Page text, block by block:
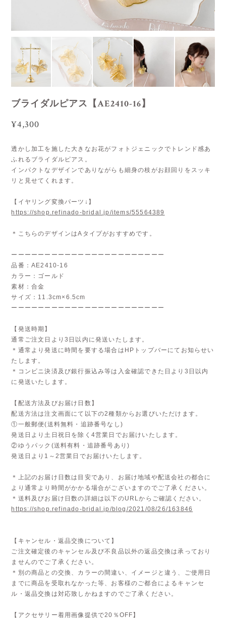
ブライダルピアス【AE2410-16】
¥4,300
透かし加工を施した大きなお花がフォトジェニックでトレンド感あ
ふれるブライダルピアス。
インパクトなデザインでありながらも細身の枝がお顔回りをスッキ
リと見せてくれます。
【イヤリング変換パーツ↓】
https://shop.refinado-bridal.jp/items/55564389
＊こちらのデザインはAタイプがおすすめです。
ーーーーーーーーーーーーーーーーーーーーーーー
品番：AE2410-16
カラー：ゴールド
素材：合金
サイズ：11.3cm×6.5cm
ーーーーーーーーーーーーーーーーーーーーーーー
【発送時期】
通常ご注文日より3日以内に発送いたします。
＊通常より発送に時間を要する場合はHPトップバーにてお知らせい
たします。
＊コンビニ決済及び銀行振込み等は入金確認できた日より3日以内
に発送いたします。
【配送方法及びお届け日数】
配送方法は注文画面にて以下の2種類からお選びいただけます。
①一般郵便(送料無料・追跡番号なし)
発送日より土日祝日を除く4営業日でお届けいたします。
②ゆうパック(送料有料・追跡番号あり)
発送日より1～2営業日でお届けいたします。
＊上記のお届け日数は目安であり、お届け地域や配送会社の都合に
より通常より時間がかかる場合がございますのでご了承ください。
＊送料及びお届け日数の詳細は以下のURLからご確認ください。
https://shop.refinado-bridal.jp/blog/2021/08/26/163846
【キャンセル・返品交換について】
ご注文確定後のキャンセル及び不良品以外の返品交換は承っており
ませんのでご了承ください。
＊別の商品との交換、カラーの間違い、イメージと違う、ご使用日
までに商品を受取れなかった等、お客様のご都合によるキャンセ
ル・返品交換は対応致しかねますのでご了承ください。
【アクセサリー着用画像提供で20％OFF】